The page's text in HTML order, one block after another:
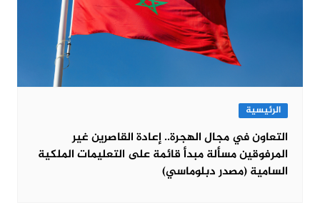
الرئيسية
التعاون في مجال الهجرة.. إعادة القاصرين غير
المرفوقين مسألة مبدأ قائمة على التعليمات الملكية
السامية (مصدر دبلوماسي)